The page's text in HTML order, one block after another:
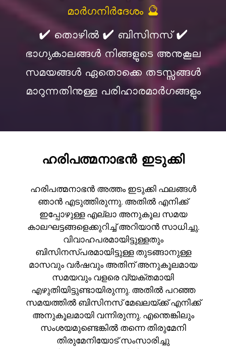
മാർഗനിർദേശം 🔮
✔️ തൊഴിൽ ✔️ ബിസിനസ് ✔️
ഭാഗ്യകാലങ്ങൾ നിങ്ങളുടെ അനുകൂല
സമയങ്ങൾ ഏതൊക്കെ തടസ്സങ്ങൾ
മാറുന്നതിനുള്ള പരിഹാരമാർഗങ്ങളും
ഹരിപത്മനാഭൻ ഇടുക്കി
ഹരിപത്മനാഭൻ അത്തം ഇടുക്കി ഫലങ്ങൾ
ഞാൻ എടുത്തിരുന്നു. അതിൽ എനിക്ക്
ഇപ്പോഴുള്ള എല്ലാ അനുകൂല സമയ
കാലഘട്ടങ്ങളെക്കുറിച്ച് അറിയാൻ സാധിച്ചു.
വിവാഹപരമായിട്ടുള്ളതും
ബിസിനസ്പരമായിട്ടുള്ള തുടങ്ങാനുള്ള
മാസവും വർഷവും അതിന് അനുകൂലമായ
സമയവും വളരെ വ്യക്തമായി
എഴുതിയിട്ടുണ്ടായിരുന്നു. അതിൽ പറഞ്ഞ
സമയത്തിൽ ബിസിനസ് മേഖലയ്ക്ക് എനിക്ക്
അനുകൂലമായി വന്നിരുന്നു. എന്തെങ്കിലും
സംശയമുണ്ടെങ്കിൽ തന്നെ തിരുമേനി
തിരുമേനിയോട് സംസാരിച്ചു